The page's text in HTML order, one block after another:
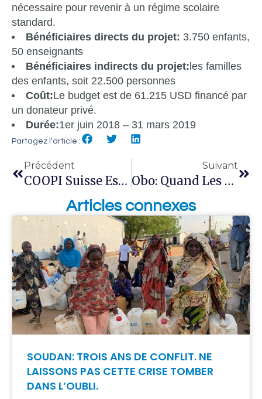
nécessaire pour revenir à un régime scolaire
standard.
Bénéficiaires directs du projet: 3.750 enfants,
50 enseignants
Bénéficiaires indirects du projet: les familles
des enfants, soit 22.500 personnes
Coût:Le budget est de 61.215 USD financé par
un donateur privé.
Durée:1er juin 2018 – 31 mars 2019
Partagez l'article :
Précédent
COOPI Suisse Est De Retour Dans La Rue
Suivant
Obo: Quand Les Histoires Se Terminent Bien
Articles connexes
SOUDAN: TROIS ANS DE CONFLIT. NE
LAISSONS PAS CETTE CRISE TOMBER
DANS L’OUBLI.